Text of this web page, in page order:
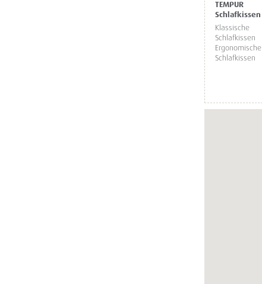
TEMPUR
Schlafkissen
Klassische
Schlafkissen
Ergonomische
Schlafkissen